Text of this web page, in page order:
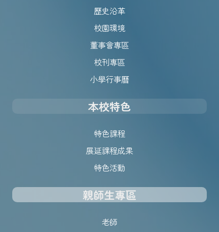
歷史沿革
校園環境
董事會專區
校刊專區
小學行事曆
本校特色
特色課程
展延課程成果
特色活動
親師生專區
老師